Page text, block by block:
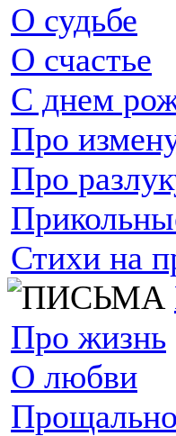
О судьбе
О счастье
С днем
Про
Про
Стихи на
Про жизнь
О любви